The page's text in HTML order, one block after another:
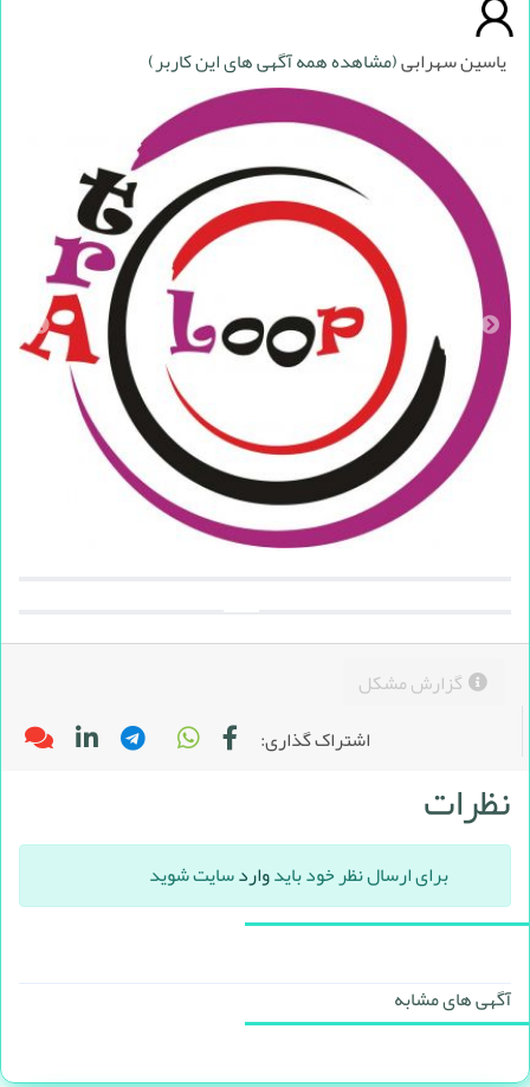
یاسین سهرابی(مشاهده همه آگهی های این کاربر)
گزارش مشکل
اشتراک گذاری:
نظرات
برای ارسال نظر خود بایدواردسایت شوید
آگهی های مشابه